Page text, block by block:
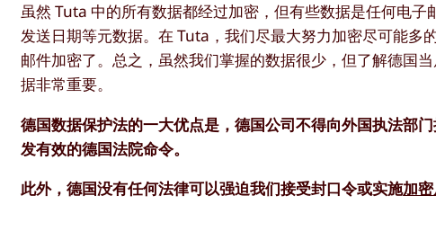
虽然 Tuta 中的所有数据都经过加密，但有些数据是任何电
发送日期等元数据。在 Tuta，我们尽最大努力加密尽可能多
邮件加密了。总之，虽然我们掌握的数据很少，但了解德国
据非常重要。
德国数据保护法的一大优点是，德国公司不得向外国执法部
发有效的德国法院命令。
此外，德国没有任何法律可以强迫我们接受封口令或实施加